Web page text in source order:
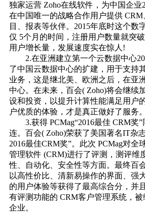
独家运营 Zoho在线软件，为中国企业
在中国唯一的战略合作用户提供
目、报表等伙伴。2015年底时这个数
仅 5个月的时间，注册用户数量就突
用户增长量，发展速度实在惊人!
2.在亚洲建立第一个云数据中心
了中国云数据中心的扩建，用于支持
业务，这是继北美、欧洲之后，在亚
中心。在未来，百会( Zoho)将会继续
设和投资，以提升计算性能满足用户
户优质的体验，才是真正做好了服务。
3.获得 PCMag“2016最佳 CRM奖”
连。百会( Zoho)荣获了美国著名IT杂
2016最佳CRM奖”。此次 PCMag对全
管理软件 (CRM)进行了评测，测评维
性、自动化、安全性等方面。最终百
以高性价比、清新易操作的界面、强
的用户体验等获得了最高综合分，并
有评测功能的 CRM客户管理系统，
企业。